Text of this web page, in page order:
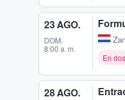
23 AGO.
DOM.
8:00 a. m.
En
28 AGO.